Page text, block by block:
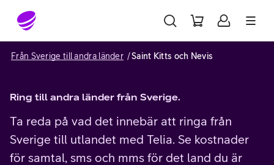
Gå till sidans innehåll
Från Sverige till andra länder Saint Kitts och Nevis
Ring till andra länder från Sverige.
Ta reda på vad det innebär att ringa från
Sverige till utlandet med Telia. Se kostnader
för samtal, sms och mms för det land du är